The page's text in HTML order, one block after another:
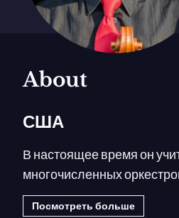
About
США
В настоящее время он
многочисленных
Рапидс и других. Он
Посмотреть больше